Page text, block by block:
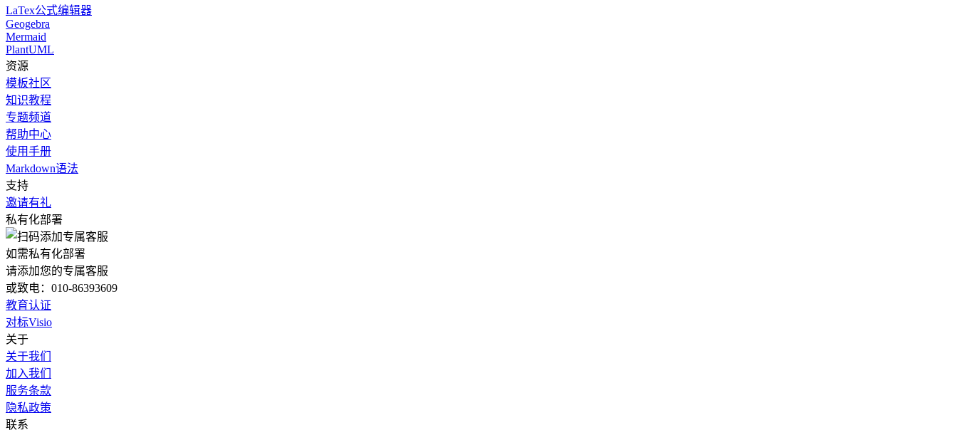
LaTex公式编辑器
Geogebra
Mermaid
PlantUML
资源
模板社区
知识教程
专题频道
帮助中心
使用手册
Markdown语法
支持
邀请有礼
私有化部署
如需私有化部署
请添加您的专属客服
或致电：010-86393609
教育认证
对标Visio
关于
关于我们
加入我们
服务条款
隐私政策
联系